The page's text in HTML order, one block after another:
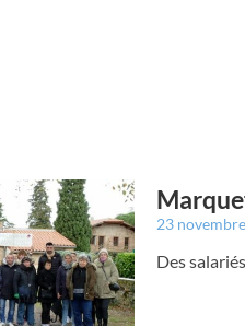
23
Des